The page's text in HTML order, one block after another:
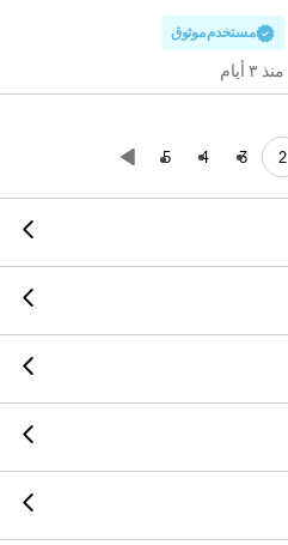
مستخدم موثوق
منذ ٣ أيام
2
3
4
5